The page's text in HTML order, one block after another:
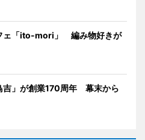
ェ「ito-mori」 編み物好きが
吉」が創業170周年 幕末から